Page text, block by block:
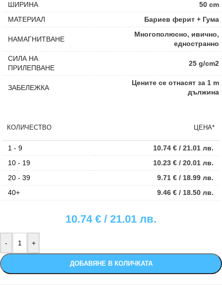
ШИРИНА
50 cm
МАТЕРИАЛ
Бариев ферит + Гума
НАМАГНИТВАНЕ
Многополюсно, ивично,
едностранно
СИЛА НА
ПРИЛЕПВАНЕ
25 g/cm2
ЗАБЕЛЕЖКА
Цените се отнасят за 1 m
дължина
КОЛИЧЕСТВО ЦЕНА*
1 - 9 10.74€ / 21.01 лв.
10 - 19
10.23€ / 20.01 лв.
20 - 39
9.71€ / 18.99 лв.
40+
9.46€ / 18.50 лв.
10.74 € / 21.01 лв.
ДОБАВЯНЕ В КОЛИЧКАТА